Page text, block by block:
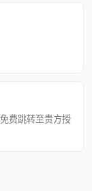
费跳转至贵方授